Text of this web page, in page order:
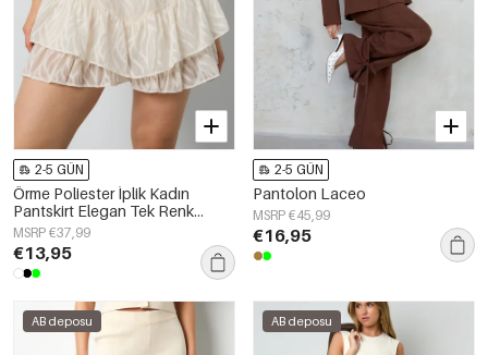
2-5 GÜN
Örme Poliester İplik Kadın
Pantskirt Elegan Tek Renk
İlkbahar/Yaz
MSRP €37,99
€13,95
2-5 GÜN
Pantolon Laceo
MSRP €45,99
€16,95
AB deposu AB deposu